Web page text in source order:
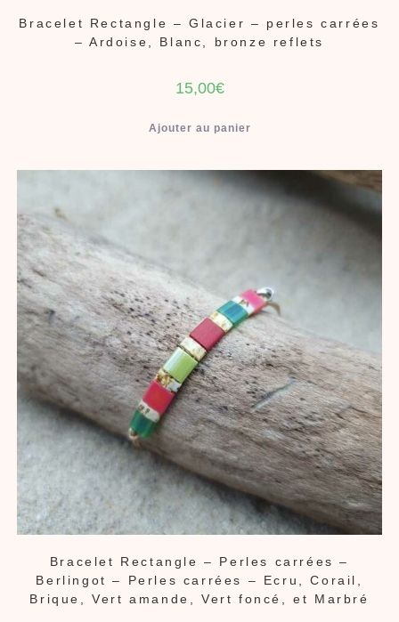
Bracelet Rectangle – Glacier – perles carrées
– Ardoise, Blanc, bronze reflets
15,00€
Ajouter au panier
Bracelet Rectangle – Perles carrées –
Berlingot – Perles carrées – Ecru, Corail,
Brique, Vert amande, Vert foncé, et Marbré